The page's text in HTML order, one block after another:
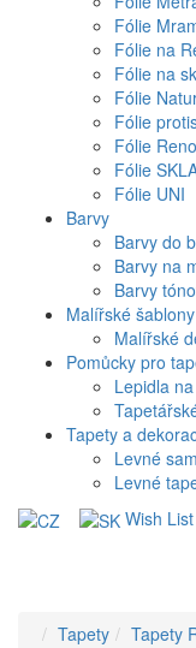
Fólie
Fólie na
Fólie na
Fólie
Fólie
Fólie
Fólie
Fólie UNI
Barvy
Barvy do
Barvy na
Barvy
Malířské šablony
Malířské
Pomůcky pro
Lepidla
Tapety a
Levné
Levné
Wish List
Tapety Tapety